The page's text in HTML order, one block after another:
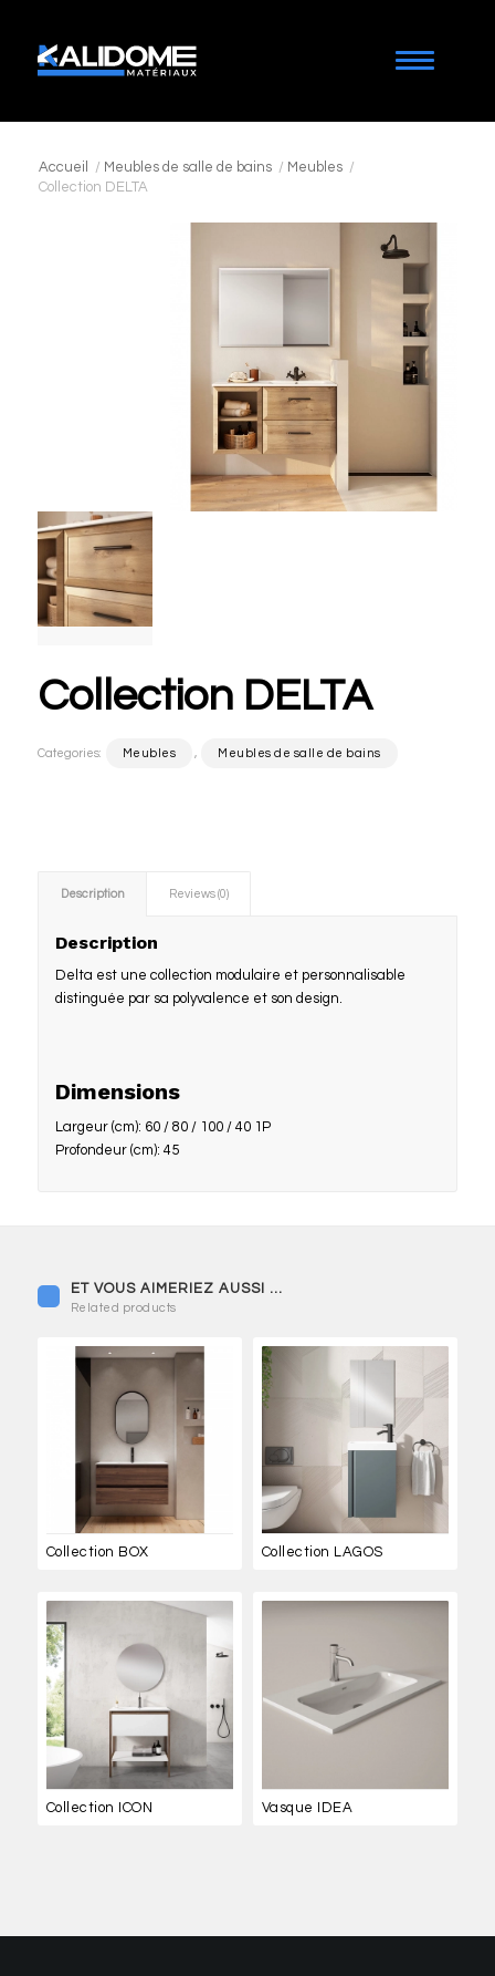
Accueil / Meubles de salle de bains / Meubles /
Collection DELTA
Collection DELTA
Categories: Meubles , Meubles de salle de bains
Description Reviews (0)
Description
Delta est une collection modulaire et personnalisable
distinguée par sa polyvalence et son design.
Dimensions
Largeur (cm): 60 / 80 / 100 / 40 1P
Profondeur (cm): 45
Related products
Collection BOX Collection LAGOS
Collection ICON Vasque IDEA